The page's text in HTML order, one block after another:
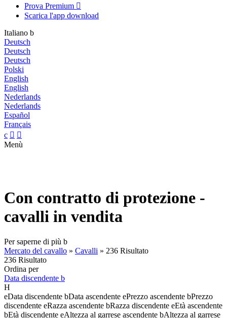
Prova Premium 
Scarica l'app download
Italiano b
Deutsch
Deutsch
Deutsch
Polski
English
English
Nederlands
Nederlands
Español
Français
c  
Menù
Con contratto di protezione -
cavalli in vendita
Per saperne di più b
Mercato del cavallo » Cavalli » 236 Risultato
236 Risultato
Ordina per
Data discendente b
H
eData discendente bData ascendente ePrezzo ascendente bPrezzo
discendente eRazza ascendente bRazza discendente eEtà ascendente
bEtà discendente eAltezza al garrese ascendente bAltezza al garrese